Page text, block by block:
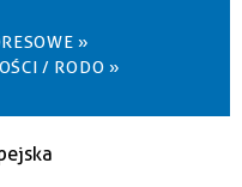
»
/ RODO »